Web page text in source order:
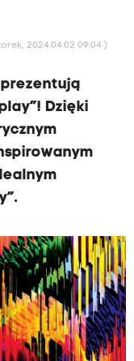
2024.04.02 09:04 )
Dzięki